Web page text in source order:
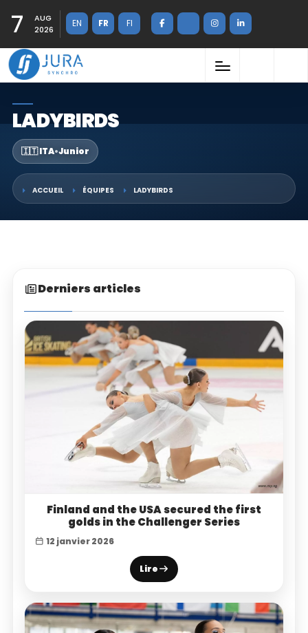
7
AUG
2026
EN FR FI
LADYBIRDS
🇮🇹 ITA•Junior
ACCUEIL ÉQUIPES LADYBIRDS
Derniers articles
Finland and the USA secured the first
golds in the Challenger Series
12 janvier 2026
Lire